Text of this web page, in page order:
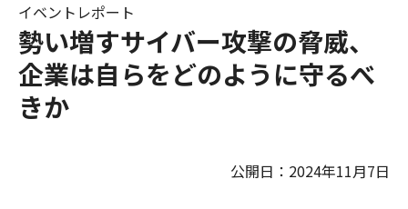
勢い増すサイバー攻撃の脅威、
企業は自らをどのように守るべ
きか
イベントレポート
公開日：2024年11月7日